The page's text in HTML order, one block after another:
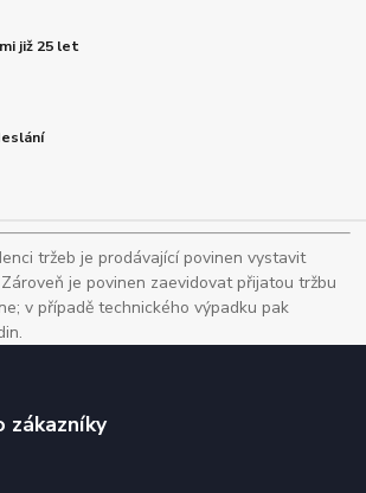
již 25 let
tržeb je prodávající povinen vystavit
je povinen zaevidovat přijatou tržbu
v případě technického výpadku pak
zákazníky